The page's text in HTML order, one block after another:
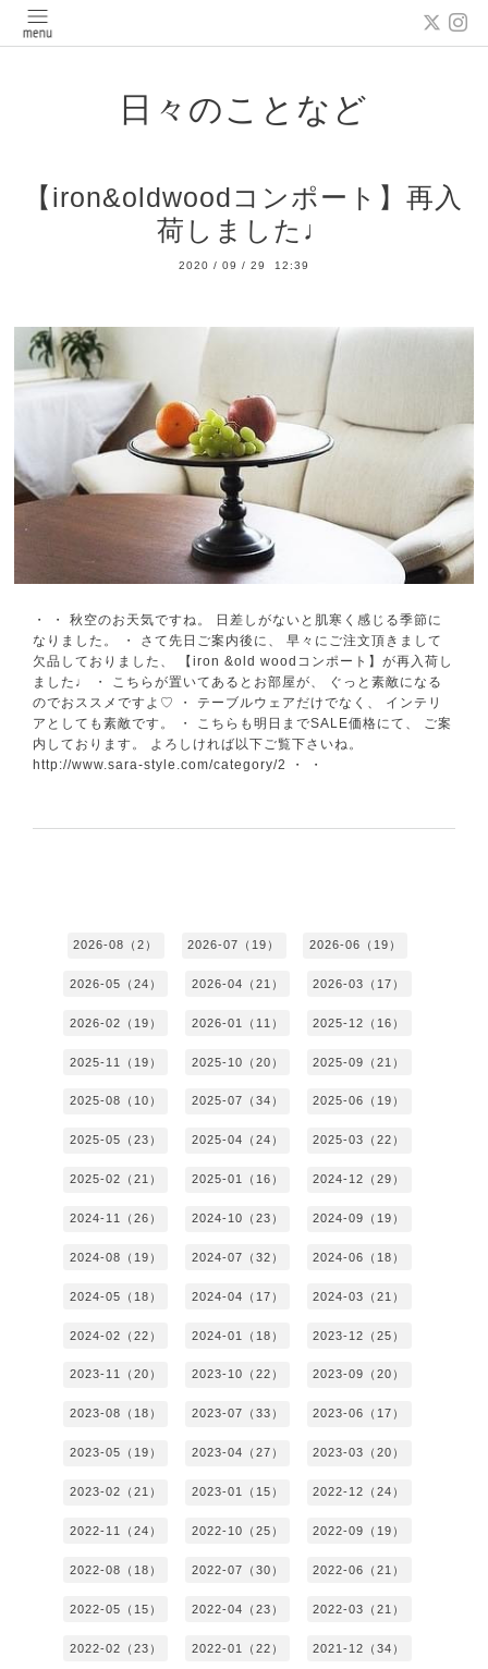
日々のことなど
【iron&oldwoodコンポート】再入
荷しました♩
2020 / 09 / 29 12:39
・ ・ 秋空のお天気ですね。 日差しがないと肌寒く感じる季節に
なりました。 ・ さて先日ご案内後に、 早々にご注文頂きまして
欠品しておりました、 【iron &old woodコンポート】が再入荷し
ました♩ ・ こちらが置いてあるとお部屋が、 ぐっと素敵になる
のでおススメですよ♡ ・ テーブルウェアだけでなく、 インテリ
アとしても素敵です。 ・ こちらも明日までSALE価格にて、 ご案
内しております。 よろしければ以下ご覧下さいね。
http://www.sara-style.com/category/2 ・ ・
2026-08（2） 2026-07（19） 2026-06（19）
2026-05（24） 2026-04（21） 2026-03（17）
2026-02（19） 2026-01（11） 2025-12（16）
2025-11（19） 2025-10（20） 2025-09（21）
2025-08（10） 2025-07（34） 2025-06（19）
2025-05（23） 2025-04（24） 2025-03（22）
2025-02（21） 2025-01（16） 2024-12（29）
2024-11（26） 2024-10（23） 2024-09（19）
2024-08（19） 2024-07（32） 2024-06（18）
2024-05（18） 2024-04（17） 2024-03（21）
2024-02（22） 2024-01（18） 2023-12（25）
2023-11（20） 2023-10（22） 2023-09（20）
2023-08（18） 2023-07（33） 2023-06（17）
2023-05（19） 2023-04（27） 2023-03（20）
2023-02（21） 2023-01（15） 2022-12（24）
2022-11（24） 2022-10（25） 2022-09（19）
2022-08（18） 2022-07（30） 2022-06（21）
2022-05（15） 2022-04（23） 2022-03（21）
2022-02（23） 2022-01（22） 2021-12（34）